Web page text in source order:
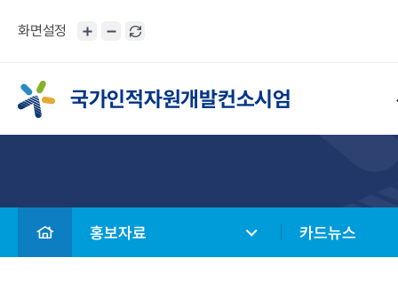
화면설정
국가인적자원개발컨소시엄
홍보자료 카드뉴스